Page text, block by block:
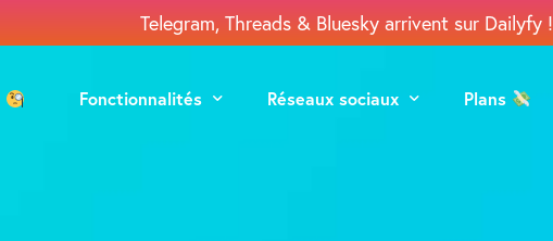
Telegram, Threads & Bluesky arrivent sur Dailyfy !
Fonctionnalités Réseaux sociaux Plans